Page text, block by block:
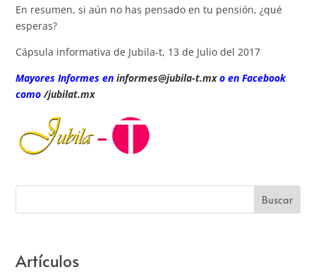
En resumen, si aún no has pensado en tu pensión, ¿qué
esperas?
Cápsula informativa de Jubila-t, 13 de Julio del 2017
Mayores Informes eninformes@jubila-t.mxo en Facebook
como/jubilat.mx
Artículos